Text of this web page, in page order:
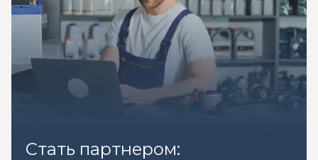
Стать партнером: